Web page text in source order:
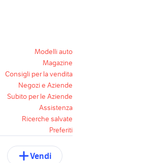
Modelli auto
Magazine
Consigli per la vendita
Negozi e Aziende
Subito per le Aziende
Assistenza
Ricerche salvate
Preferiti
Vendi